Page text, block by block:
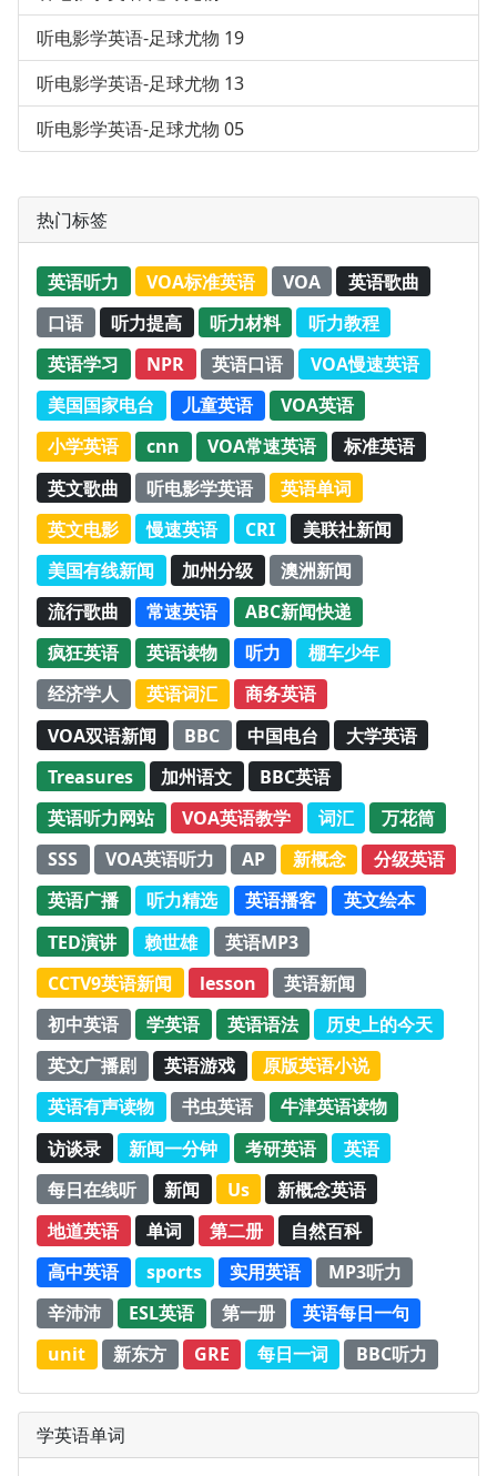
听电影学英语-足球尤物 19
听电影学英语-足球尤物 13
听电影学英语-足球尤物 05
热门标签
英语听力 VOA标准英语 VOA
英语歌曲
口语
听力提高 听力材料
听力教程
英语学习
NPR 英语口语
VOA慢速英语
美国国家电台
儿童英语
VOA英语
小学英语
cnn VOA常速英语
标准英语
英文歌曲
听电影学英语
英语单词
英文电影
慢速英语 CRI
美联社新闻
美国有线新闻
加州分级
澳洲新闻
流行歌曲
常速英语
ABC新闻快递
疯狂英语
英语读物 听力
棚车少年
经济学人
英语词汇
商务英语
VOA双语新闻
BBC 中国电台
大学英语
Treasures
加州语文
BBC英语
英语听力网站
VOA英语教学 词汇
万花筒
SSS
VOA英语听力 AP 新概念
分级英语
英语广播
听力精选 英语播客
英文绘本
TED演讲
赖世雄
英语MP3
CCTV9英语新闻
lesson
英语新闻
初中英语
学英语 英语语法
历史上的今天
英文广播剧
英语游戏
原版英语小说
英语有声读物
书虫英语
牛津英语读物
访谈录
新闻一分钟 考研英语
英语
每日在线听
新闻 Us
新概念英语
地道英语
单词 第二册
自然百科
高中英语
sports 实用英语
MP3听力
辛沛沛
ESL英语 第一册
英语每日一句
unit
新东方 GRE 每日一词 BBC听力
学英语单词